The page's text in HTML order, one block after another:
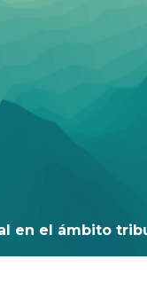
en el ámbito